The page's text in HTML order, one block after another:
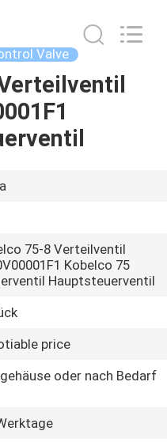
Valve
75-8 Verteilventil
Kobelco 75
Hauptsteuerventil
price
oder nach Bedarf